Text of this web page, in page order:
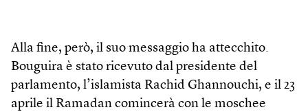
Alla fine, però, il suo messaggio ha attecchito.
Bouguira è stato ricevuto dal presidente del
parlamento, l’islamista Rachid Ghannouchi, e il 23
aprile il Ramadan comincerà con le moschee